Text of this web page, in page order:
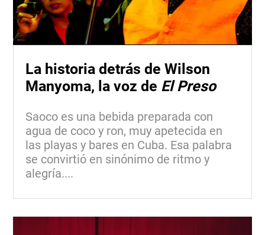
La historia detrás de Wilson
Manyoma, la voz de El Preso
Saoco es una bebida preparada con
agua de coco y ron, muy apetecida en
las playas y bares en Cuba. Esa palabra
se convirtió en sinónimo de ritmo y
alegría....